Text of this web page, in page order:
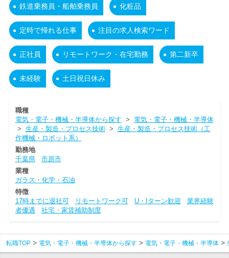
鉄道乗務員・船舶乗務員 化粧品
定時で帰れる仕事 注目の求人検索ワード
正社員 リモートワーク・在宅勤務 第二新卒
未経験 土日祝日休み
職種
電気・電子・機械・半導体から探す > 電気・電子・機械・半導体
> 生産・製造・プロセス技術> 生産・製造・プロセス技術（工
作機械・ロボット系）
勤務地
千葉県
市原市
業種
ガラス・化学・石油
特徴
17時までに退社可
リモートワーク可 U・Iターン歓迎
業界経験
者優遇
社宅・家賃補助制度
転職TOP 電気・電子・機械・半導体から探す 電気・電子・機械・半導体